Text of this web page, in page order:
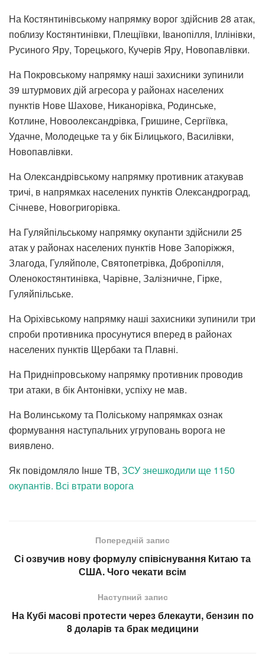
На Костянтинівському напрямку ворог здійснив 28 атак,
поблизу Костянтинівки, Плещіївки, Іванопілля, Іллінівки,
Русиного Яру, Торецького, Кучерів Яру, Новопавлівки.
На Покровському напрямку наші захисники зупинили
39 штурмових дій агресора у районах населених
пунктів Нове Шахове, Никанорівка, Родинське,
Котлине, Новоолександрівка, Гришине, Сергіївка,
Удачне, Молодецьке та у бік Білицького, Василівки,
Новопавлівки.
На Олександрівському напрямку противник атакував
тричі, в напрямках населених пунктів Олександроград,
Січневе, Новогригорівка.
На Гуляйпільському напрямку окупанти здійснили 25
атак у районах населених пунктів Нове Запоріжжя,
Злагода, Гуляйполе, Святопетрівка, Добропілля,
Оленокостянтинівка, Чарівне, Залізничне, Гірке,
Гуляйпільське.
На Оріхівському напрямку наші захисники зупинили три
спроби противника просунутися вперед в районах
населених пунктів Щербаки та Плавні.
На Придніпровському напрямку противник проводив
три атаки, в бік Антонівки, успіху не мав.
На Волинському та Поліському напрямках ознак
формування наступальних угруповань ворога не
виявлено.
Як повідомляло Інше ТВ, ЗСУ знешкодили ще 1150
окупантів. Всі втрати ворога
Попередній запис
Сі озвучив нову формулу співіснування Китаю та
США. Чого чекати всім
Наступний запис
На Кубі масові протести через блекаути, бензин по
8 доларів та брак медицини